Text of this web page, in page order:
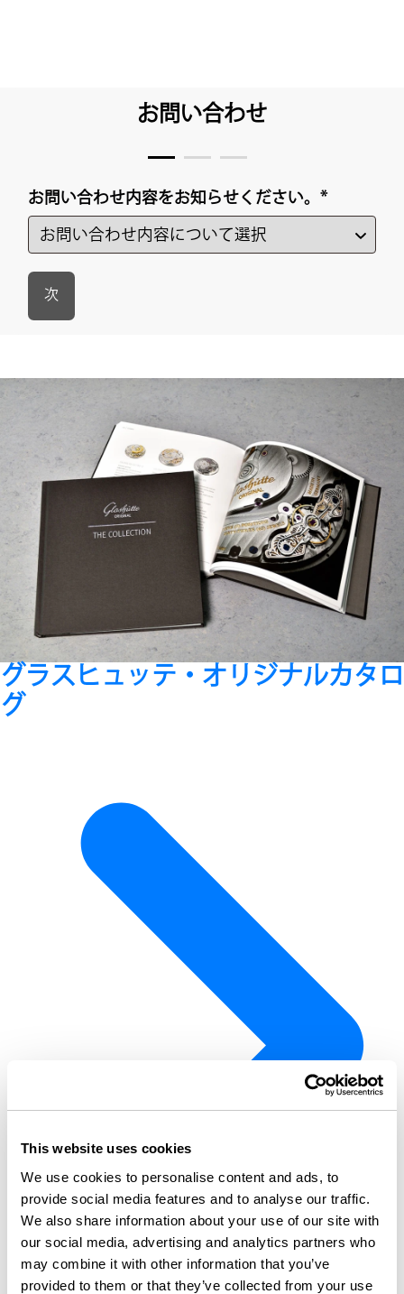
This website uses cookies
We use cookies to personalise content and ads, to
provide social media features and to analyse our traffic.
We also share information about your use of our site with
our social media, advertising and analytics partners who
may combine it with other information that you’ve
provided to them or that they’ve collected from your use
お問い合わせ
お問い合わせ内容をお知らせください。 *
グラスヒュッテ・オリジナルカタロ
グ